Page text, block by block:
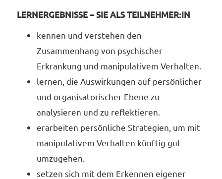
LERNERGEBNISSE – SIE ALS TEILNEHMER:IN
kennen und verstehen den
Zusammenhang von psychischer
Erkrankung und manipulativem Verhalten.
lernen, die Auswirkungen auf persönlicher
und organisatorischer Ebene zu
analysieren und zu reflektieren.
erarbeiten persönliche Strategien, um mit
manipulativem Verhalten künftig gut
umzugehen.
setzen sich mit dem Erkennen eigener